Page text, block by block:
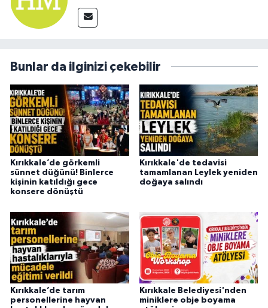
Bunlar da ilginizi çekebilir
Kırıkkale’de görkemli
sünnet düğünü! Binlerce
kişinin katıldığı gece
konsere dönüştü
Kırıkkale'de tedavisi
tamamlanan Leylek yeniden
doğaya salındı
Kırıkkale’de tarım
personellerine hayvan
Kırıkkale Belediyesi'nden
miniklere obje boyama